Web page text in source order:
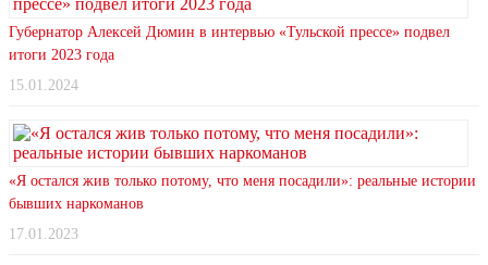
Губернатор Алексей Дюмин в интервью «Тульской прессе» подвел
итоги 2023 года
15.01.2024
«Я остался жив только потому, что меня посадили»: реальные истории
бывших наркоманов
17.01.2023